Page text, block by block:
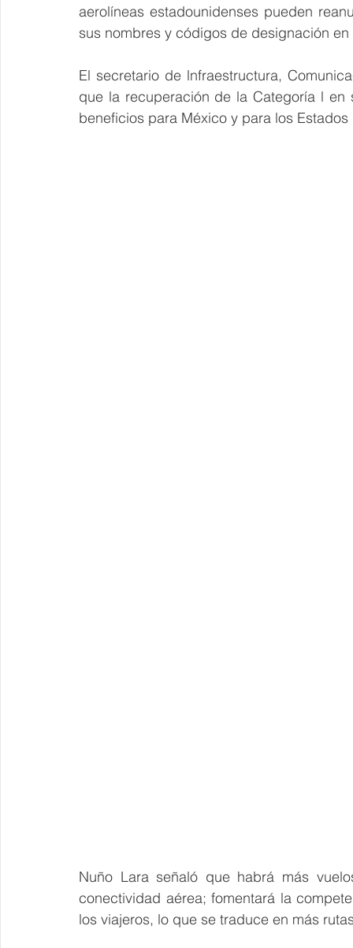
aerolíneas estadounidenses pueden
sus nombres y códigos de designación
El secretario de lnfraestructura,
que la recuperación de la Categoría l en
beneficios para México y para los Estados
Nuño Lara señaló que habrá más
conectividad aérea; fomentará la
los viajeros, lo que se traduce en más